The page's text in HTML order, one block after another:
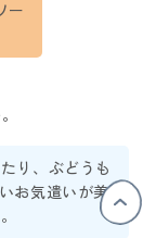
ー
り、ぶどうも
お気遣いが美